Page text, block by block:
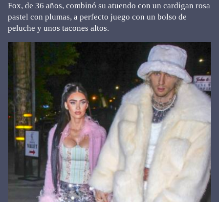
Fox, de 36 años, combinó su atuendo con un cardigan rosa
pastel con plumas, a perfecto juego con un bolso de
peluche y unos tacones altos.